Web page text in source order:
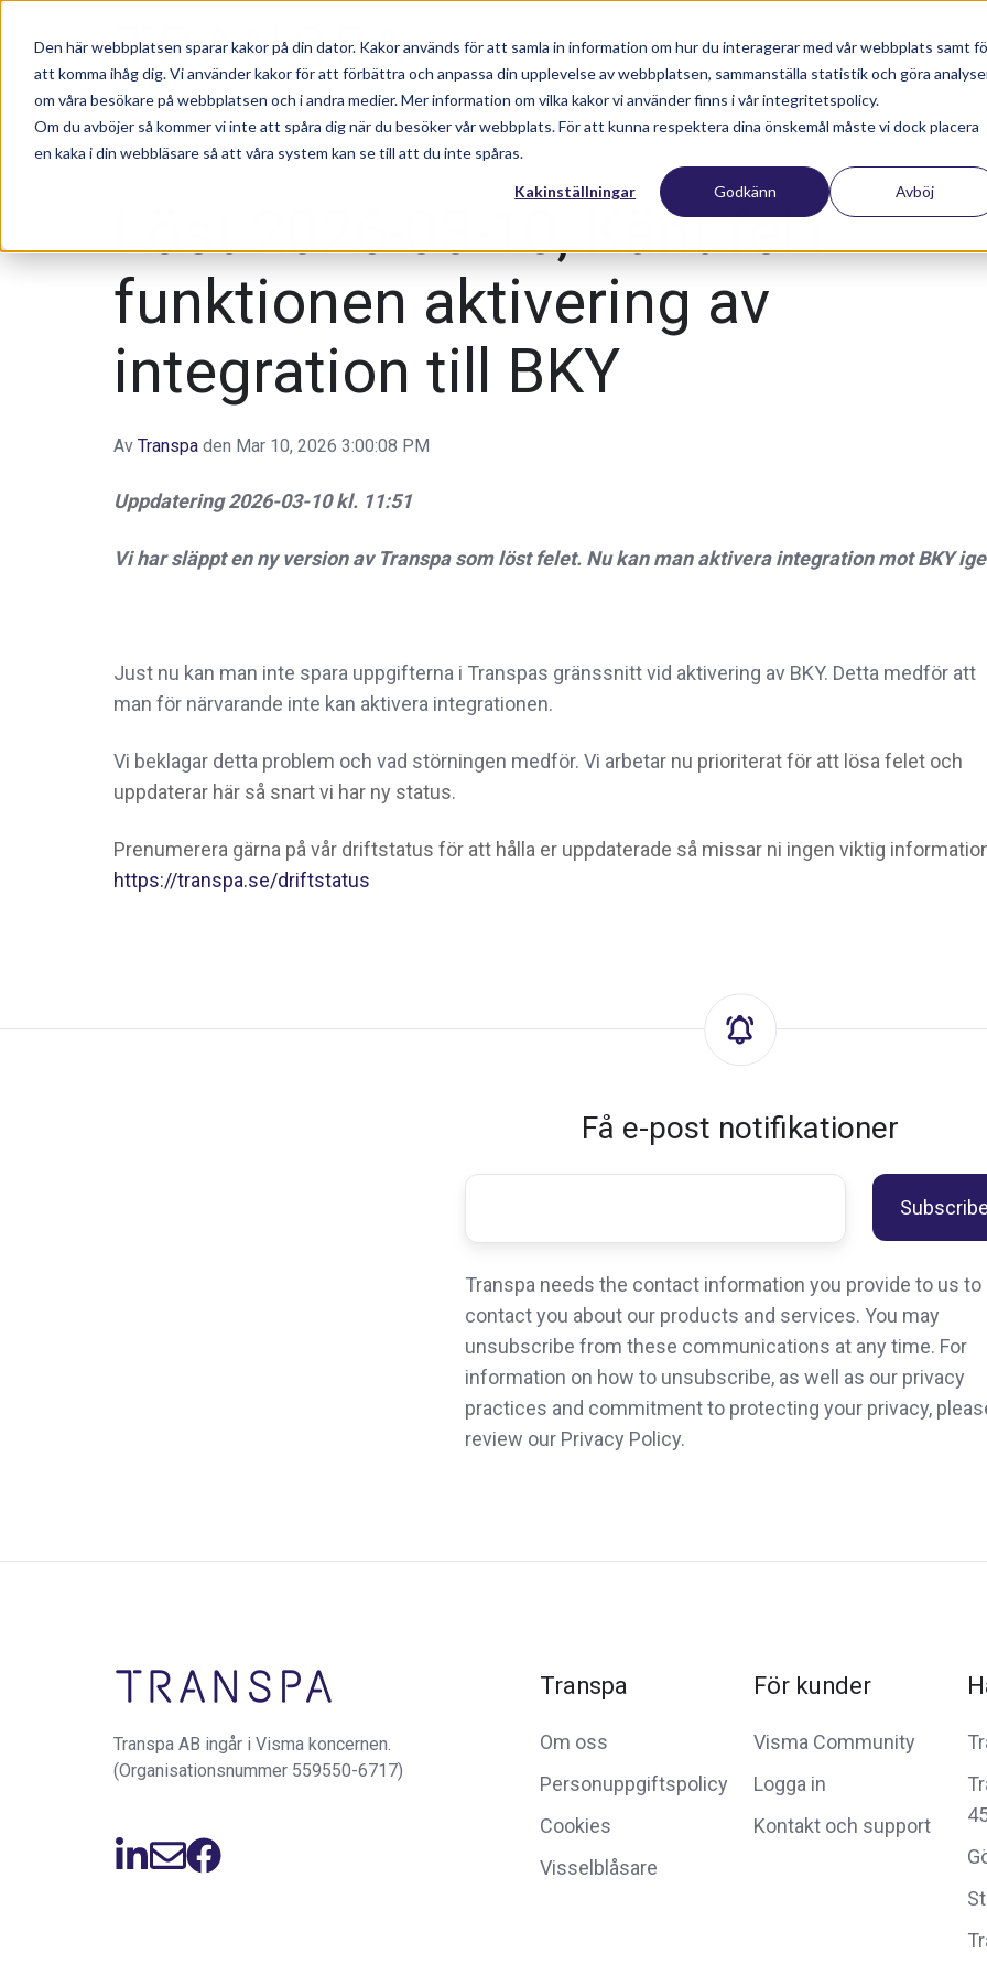
Den här webbplatsen sparar kakor på din dator. Kakor används för att samla in information om hur du interagerar med vår webbplats samt
att komma ihåg dig. Vi använder kakor för att förbättra och anpassa din upplevelse av webbplatsen, sammanställa statistik och göra
om våra besökare på webbplatsen och i andra medier. Mer information om vilka kakor vi använder finns i vår integritetspolicy.
Om du avböjer så kommer vi inte att spåra dig när du besöker vår webbplats. För att kunna respektera dina önskemål måste vi dock placera
en kaka i din webbläsare så att våra system kan se till att du inte spåras.
Kakinställningar Godkänn Avböj
Nyhetsartiklar Utbildningar
Löst 2026-03-10, Känt fel i
funktionen aktivering av
integration till BKY
Av Transpa den Mar 10, 2026 3:00:08 PM
Uppdatering 2026-03-10 kl. 11:51
Vi har släppt en ny version av Transpa som löst felet. Nu kan man aktivera integration mot BKY
Just nu kan man inte spara uppgifterna i Transpas gränssnitt vid aktivering av BKY. Detta medför att
man för närvarande inte kan aktivera integrationen.
Vi beklagar detta problem och vad störningen medför. Vi arbetar nu prioriterat för att lösa felet och
uppdaterar här så snart vi har ny status.
Prenumerera gärna på vår driftstatus för att hålla er uppdaterade så missar ni ingen viktig
https://transpa.se/driftstatus
Få e-post notifikationer
Transpa needs the contact information you provide to us to
contact you about our products and services. You may
unsubscribe from these communications at any time. For
information on how to unsubscribe, as well as our privacy
practices and commitment to protecting your privacy,
review our Privacy Policy.
Transpa AB ingår i Visma koncernen.
(Organisationsnummer 559550-6717)
Transpa
Om oss
Personuppgiftspolicy
Cookies
Visselblåsare
För kunder
Visma Community
Logga in
Kontakt och support